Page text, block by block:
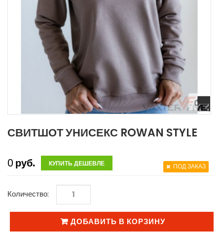
СВИТШОТ УНИСЕКС ROWAN STYLE
0 руб. КУПИТЬ ДЕШЕВЛЕ ПОД ЗАКАЗ
Количество:
ДОБАВИТЬ В КОРЗИНУ